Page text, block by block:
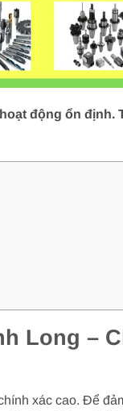
động ổn định.
Long –
xác cao. Để